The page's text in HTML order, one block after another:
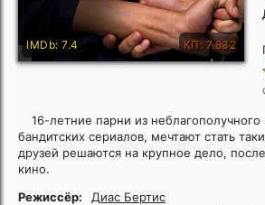
IMDb: 7.4 КП: 7.832
16-летние парни из
бандитских сериалов, мечтают стать
друзей решаются на крупное дело,
кино.
Режиссёр:
Диас Бертис